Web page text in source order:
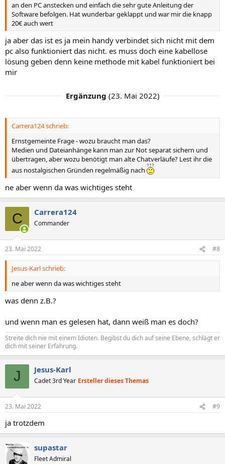
an den PC anstecken und einfach die sehr gute Anleitung der
Software befolgen. Hat wunderbar geklappt und war mir die knapp
20€ auch wert
ja aber das ist es ja mein handy verbindet sich nicht mit dem
pc also funktioniert das nicht. es muss doch eine kabellose
lösung geben denn keine methode mit kabel funktioniert bei
mir
Ergänzung (23. Mai 2022)
Carrera124 schrieb:
Ernstgemeinte Frage - wozu braucht man das?
Medien und Dateianhänge kann man zur Not separat sichern und
übertragen, aber wozu benötigt man alte Chatverläufe? Lest ihr die
aus nostalgischen Gründen regelmäßig nach
ne aber wenn da was wichtiges steht
C Carrera124
Commander
23. Mai 2022 #8
Jesus-Karl schrieb:
ne aber wenn da was wichtiges steht
was denn z.B.?
und wenn man es gelesen hat, dann weiß man es doch?
Streite dich nie mit einem Idioten. Begibst du dich auf seine Ebene, schlägt er
dich mit seiner Erfahrung.
J Jesus-Karl
Cadet 3rd Year Ersteller dieses Themas
23. Mai 2022 #9
ja trotzdem
supastar
Fleet Admiral